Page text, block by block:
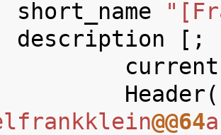
short_name
description
[;
Header(
@@64